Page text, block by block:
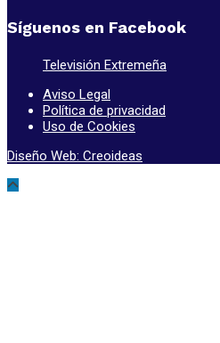
Síguenos en Facebook
Televisión Extremeña
Aviso Legal
Política de privacidad
Uso de Cookies
Diseño Web: Creoideas